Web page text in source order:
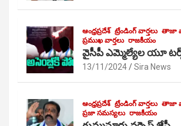
ఆంధ్రప్రదేశ్ ట్రేండింగ్ వార్తలు తాజా
ప్రముఖ వార్తలు రాజకీయం
వైసీపీ ఎమ్మెల్యేల యూ
13/11/2024 Sira News
ఆంధ్రప్రదేశ్ ట్రేండింగ్ వార్తలు తాజా
ప్రజా సమస్యలు రాజకీయం